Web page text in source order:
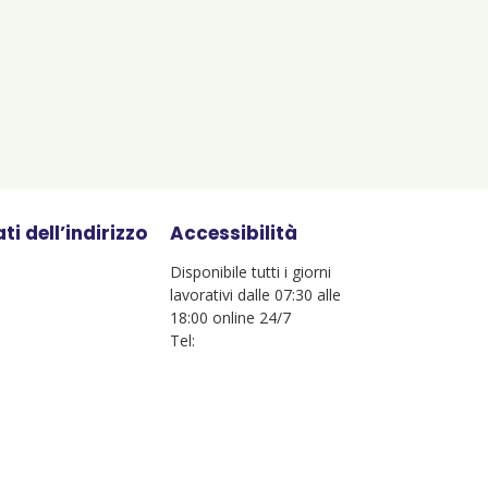
dell’indirizzo Accessibilità
Disponibile tutti i giorni
lavorativi dalle 07:30 alle
18:00 online 24/7
Tel: